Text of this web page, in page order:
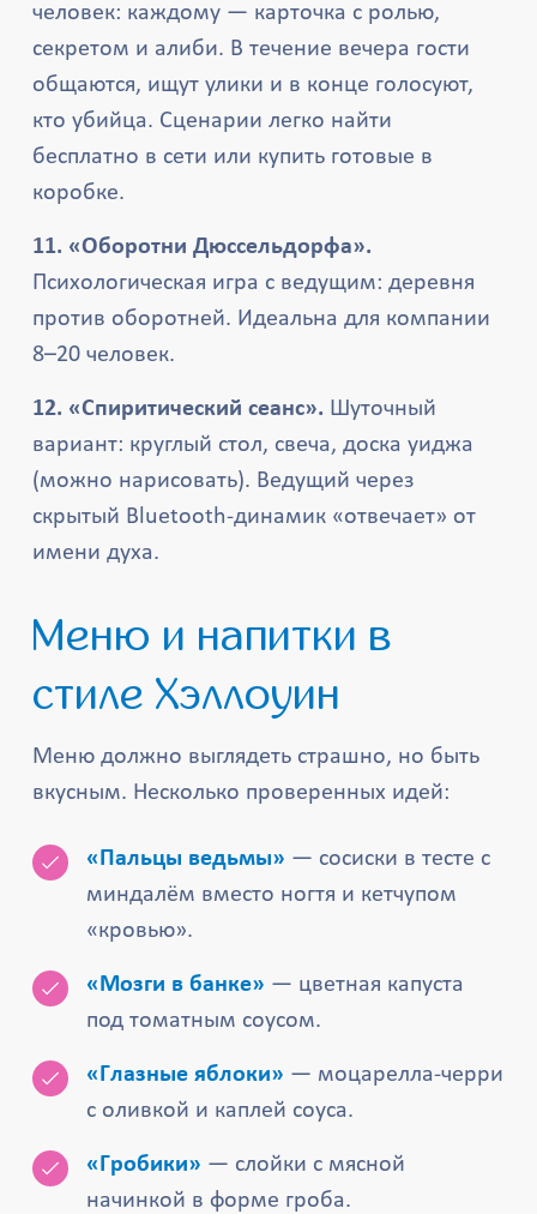
человек: каждому — карточка с ролью,
секретом и алиби. В течение вечера гости
общаются, ищут улики и в конце голосуют,
кто убийца. Сценарии легко найти
бесплатно в сети или купить готовые в
коробке.
11. «Оборотни Дюссельдорфа».
Психологическая игра с ведущим: деревня
против оборотней. Идеальна для компании
8–20 человек.
12. «Спиритический сеанс». Шуточный
вариант: круглый стол, свеча, доска уиджа
(можно нарисовать). Ведущий через
скрытый Bluetooth-динамик «отвечает» от
имени духа.
Меню и напитки в
стиле Хэллоуин
Меню должно выглядеть страшно, но быть
вкусным. Несколько проверенных идей:
«Пальцы ведьмы» — сосиски в тесте с
миндалём вместо ногтя и кетчупом
«кровью».
«Мозги в банке» — цветная капуста
под томатным соусом.
«Глазные яблоки» — моцарелла-черри
с оливкой и каплей соуса.
«Гробики» — слойки с мясной
начинкой в форме гроба.